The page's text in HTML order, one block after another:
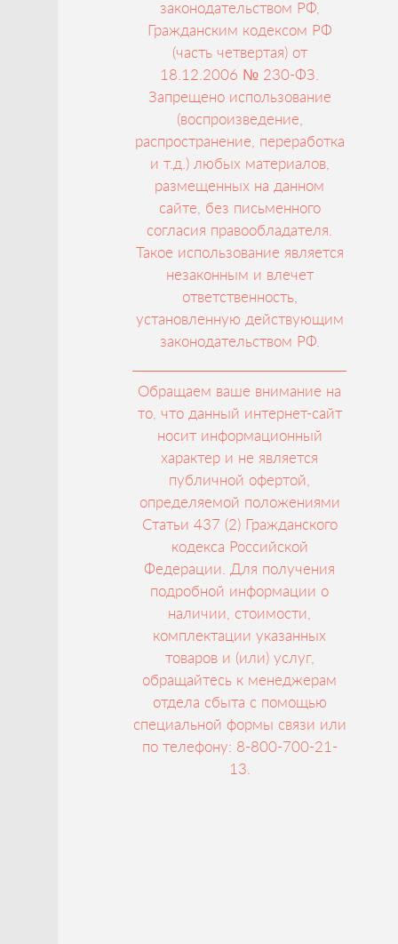
законодательством РФ,
Гражданским кодексом РФ
(часть четвертая) от
18.12.2006 № 230-ФЗ.
Запрещено использование
(воспроизведение,
распространение, переработка
и т.д.) любых материалов,
размещенных на данном
сайте, без письменного
согласия правообладателя.
Такое использование является
незаконным и влечет
ответственность,
установленную действующим
законодательством РФ.
Обращаем ваше внимание на
то, что данный интернет-сайт
носит информационный
характер и не является
публичной офертой,
определяемой положениями
Статьи 437 (2) Гражданского
кодекса Российской
Федерации. Для получения
подробной информации о
наличии, стоимости,
комплектации указанных
товаров и (или) услуг,
обращайтесь к менеджерам
отдела сбыта с помощью
специальной формы связи или
по телефону: 8-800-700-21-
13.